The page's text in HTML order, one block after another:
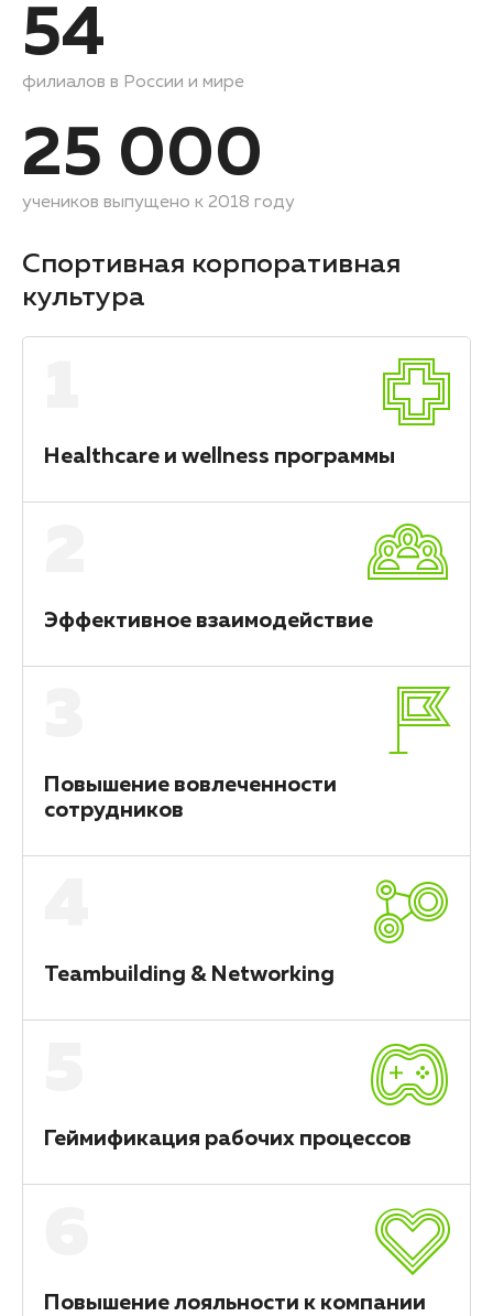
54
филиалов в России и мире
25 000
учеников выпущено к 2018 году
Спортивная корпоративная
культура
Healthcare и wellness программы
Эффективное взаимодействие
Повышение вовлеченности
сотрудников
Teambuilding & Networking
Геймификация рабочих процессов
Повышение лояльности к компании